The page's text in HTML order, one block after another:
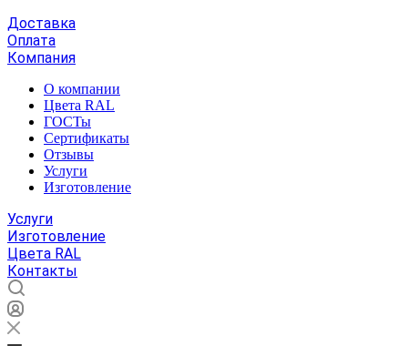
Доставка
Оплата
Компания
О компании
Цвета RAL
ГОСТы
Сертификаты
Отзывы
Услуги
Изготовление
Услуги
Изготовление
Цвета RAL
Контакты